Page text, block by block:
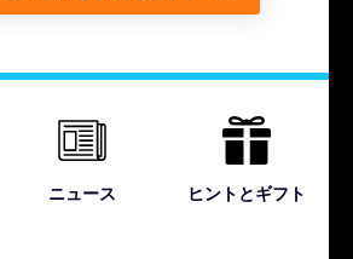
ニュース ヒントとギフト